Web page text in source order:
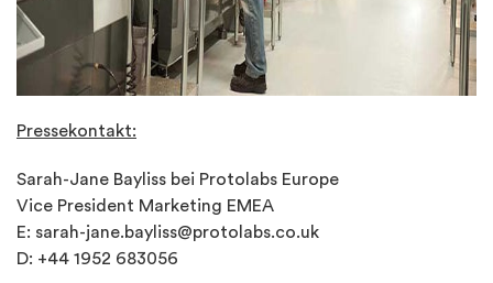
Pressekontakt:
Sarah-Jane Bayliss bei Protolabs Europe
Vice President Marketing EMEA
E: sarah-jane.bayliss@protolabs.co.uk
D: +44 1952 683056